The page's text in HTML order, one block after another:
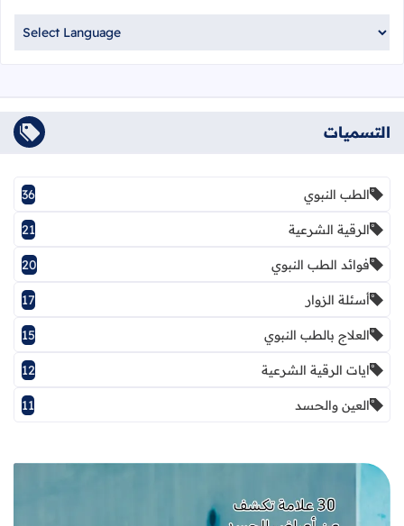
التسميات
الطب النبوي 36
الرقية الشرعية 21
فوائد الطب النبوي 20
أسئلة الزوار 17
العلاج بالطب النبوي 15
ايات الرقية الشرعية 12
العين والحسد 11